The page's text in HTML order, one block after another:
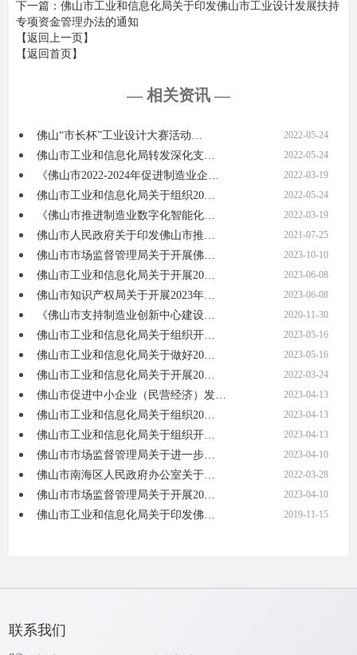
下一篇 ：佛山市工业和信息化局关于印发佛山市工业设计发展扶持
专项资金管理办法的通知
【返回上一页】
【返回首页】
— 相关资讯 —
佛山“市长杯”工业设计大赛活动… 2022-05-24
佛山市工业和信息化局转发深化支… 2022-05-24
《佛山市2022-2024年促进制造业企… 2022-03-19
佛山市工业和信息化局关于组织20… 2022-05-24
《佛山市推进制造业数字化智能化… 2022-03-19
佛山市人民政府关于印发佛山市推… 2021-07-25
佛山市市场监督管理局关于开展佛… 2023-10-10
佛山市工业和信息化局关于开展20… 2023-06-08
佛山市知识产权局关于开展2023年… 2023-06-08
《佛山市支持制造业创新中心建设… 2020-11-30
佛山市工业和信息化局关于组织开… 2023-05-16
佛山市工业和信息化局关于做好20… 2023-05-16
佛山市工业和信息化局关于开展20… 2022-03-24
佛山市促进中小企业（民营经济）发… 2023-04-13
佛山市工业和信息化局关于组织20… 2023-04-13
佛山市工业和信息化局关于组织开… 2023-04-13
佛山市市场监督管理局关于进一步… 2023-04-10
佛山市南海区人民政府办公室关于… 2022-03-28
佛山市市场监督管理局关于开展20… 2023-04-10
佛山市工业和信息化局关于印发佛… 2019-11-15
联系我们